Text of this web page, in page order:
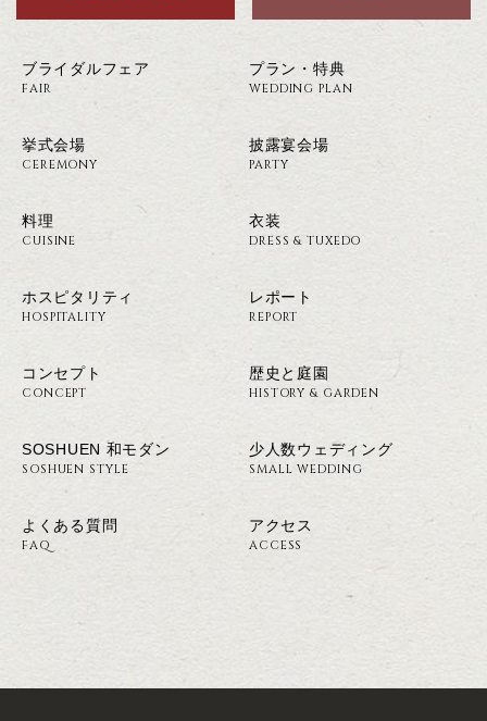
ブライダルフェア
FAIR
プラン・特典
WEDDING PLAN
挙式会場
CEREMONY
披露宴会場
PARTY
料理
CUISINE
衣装
DRESS & TUXEDO
ホスピタリティ
HOSPITALITY
レポート
REPORT
コンセプト
CONCEPT
歴史と庭園
HISTORY & GARDEN
SOSHUEN 和モダン
SOSHUEN STYLE
少人数ウェディング
SMALL WEDDING
よくある質問
FAQ
アクセス
ACCESS